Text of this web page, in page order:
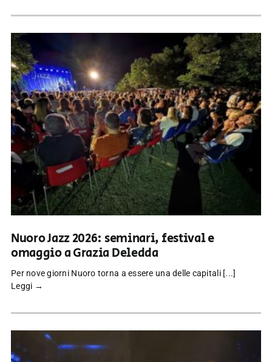
Nuoro Jazz 2026: seminari, festival e
omaggio a Grazia Deledda
Per nove giorni Nuoro torna a essere una delle capitali [...]
Leggi →